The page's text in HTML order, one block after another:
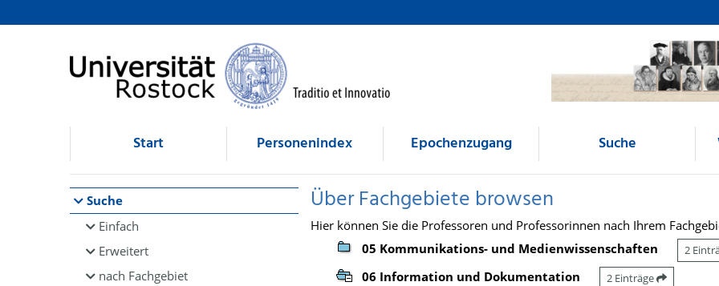
Browsen
direkt zum Inhalt
Start Personenindex Epochenzugang Suche
Suche
Einfach
Erweitert
nach Fachgebiet
Über Fachgebiete browsen
Hier können Sie die Professoren und Professorinnen nach Ihrem
05 Kommunikations- und Medienwissenschaften
2
06 Information und Dokumentation 2 Einträge